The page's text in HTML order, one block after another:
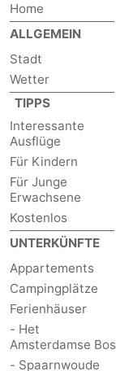
Home
ALLGEMEIN
Stadt
Wetter
TIPPS
Interessante
Ausflüge
Für Kindern
Für Junge
Erwachsene
Kostenlos
UNTERKÜNFTE
Appartements
Campingplätze
Ferienhäuser
- Het
Amsterdamse Bos
- Spaarnwoude